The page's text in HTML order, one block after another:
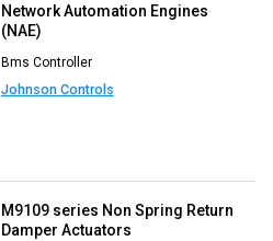
Network Automation Engines
(NAE)
Bms Controller
Johnson Controls
M9109 series Non Spring Return
Damper Actuators